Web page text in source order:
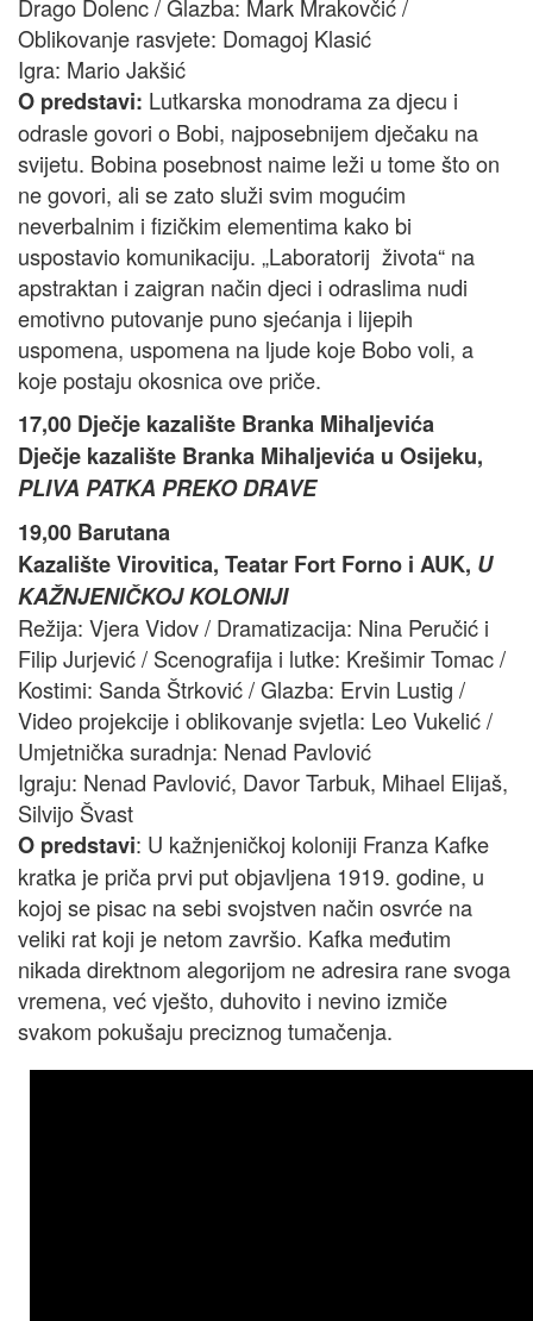
Drago Dolenc / Glazba: Mark Mrakovčić /
Oblikovanje rasvjete: Domagoj Klasić
Igra: Mario Jakšić
O predstavi: Lutkarska monodrama za djecu i
odrasle govori o Bobi, najposebnijem dječaku na
svijetu. Bobina posebnost naime leži u tome što on
ne govori, ali se zato služi svim mogućim
neverbalnim i fizičkim elementima kako bi
uspostavio komunikaciju. „Laboratorij života“ na
apstraktan i zaigran način djeci i odraslima nudi
emotivno putovanje puno sjećanja i lijepih
uspomena, uspomena na ljude koje Bobo voli, a
koje postaju okosnica ove priče.
17,00 Dječje kazalište Branka Mihaljevića
Dječje kazalište Branka Mihaljevića u Osijeku,
PLIVA PATKA PREKO DRAVE
19,00 Barutana
Kazalište Virovitica, Teatar Fort Forno i AUK, U
KAŽNJENIČKOJ KOLONIJI
Režija: Vjera Vidov / Dramatizacija: Nina Peručić i
Filip Jurjević / Scenografija i lutke: Krešimir Tomac /
Kostimi: Sanda Štrković / Glazba: Ervin Lustig /
Video projekcije i oblikovanje svjetla: Leo Vukelić /
Umjetnička suradnja: Nenad Pavlović
Igraju: Nenad Pavlović, Davor Tarbuk, Mihael Elijaš,
Silvijo Švast
O predstavi: U kažnjeničkoj koloniji Franza Kafke
kratka je priča prvi put objavljena 1919. godine, u
kojoj se pisac na sebi svojstven način osvrće na
veliki rat koji je netom završio. Kafka međutim
nikada direktnom alegorijom ne adresira rane svoga
vremena, već vješto, duhovito i nevino izmiče
svakom pokušaju preciznog tumačenja.